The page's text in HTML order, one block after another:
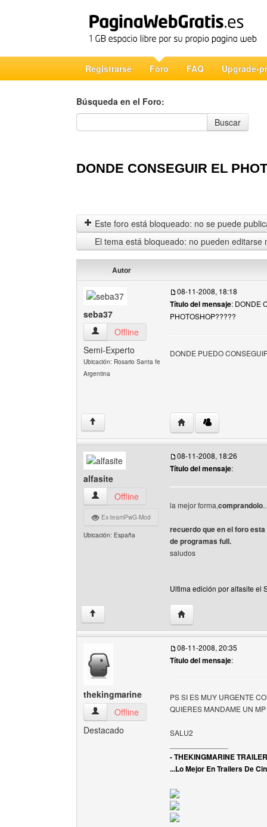
Registrarse Foro FAQ Upgrade-
Búsqueda en el Foro:
Búsqueda en el Foro
Buscar
DONDE CONSEGUIR EL
Este foro está bloqueado: no se puede
El tema está bloqueado: no pueden editarse
Autor
seba37
seba37 Ver perfil del usuario
Offline
Semi-Experto
Ubicación: Rosario Santa fe
Argentina
08-11-2008, 18:18
Título del mensaje: DONDE
PHOTOSHOP?????
DONDE PUEDO
↑ Visitar sitio web del
alfasite
alfasite Ver perfil del usuario
Offline
Ex-teamPwG-Mod
Ubicación: España
08-11-2008, 18:26
Título del mensaje:
la mejor forma,comprandolo
recuerdo que en el foro
de programas full.
saludos
Ultima edición por alfasite el
↑ Visitar sitio web del
thekingmarine
thekingmarine Ver perfil del usuario
Offline
Destacado
08-11-2008, 20:35
Título del mensaje:
PS SI ES MUY URGENTE
QUIERES MANDAME UN
SALU2
- THEKINGMARINE
...Lo Mejor En Trailers De